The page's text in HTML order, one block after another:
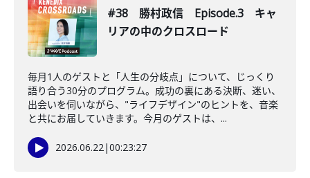
#38 勝村政信 Episode.3 キャ
リアの中のクロスロード
毎月1人のゲストと「人生の分岐点」について、じっくり
語り合う30分のプログラム。成功の裏にある決断、迷い、
出会いを伺いながら、"ライフデザイン"のヒントを、音楽
と共にお届していきます。今月のゲストは、...
2026.06.22|00:23:27